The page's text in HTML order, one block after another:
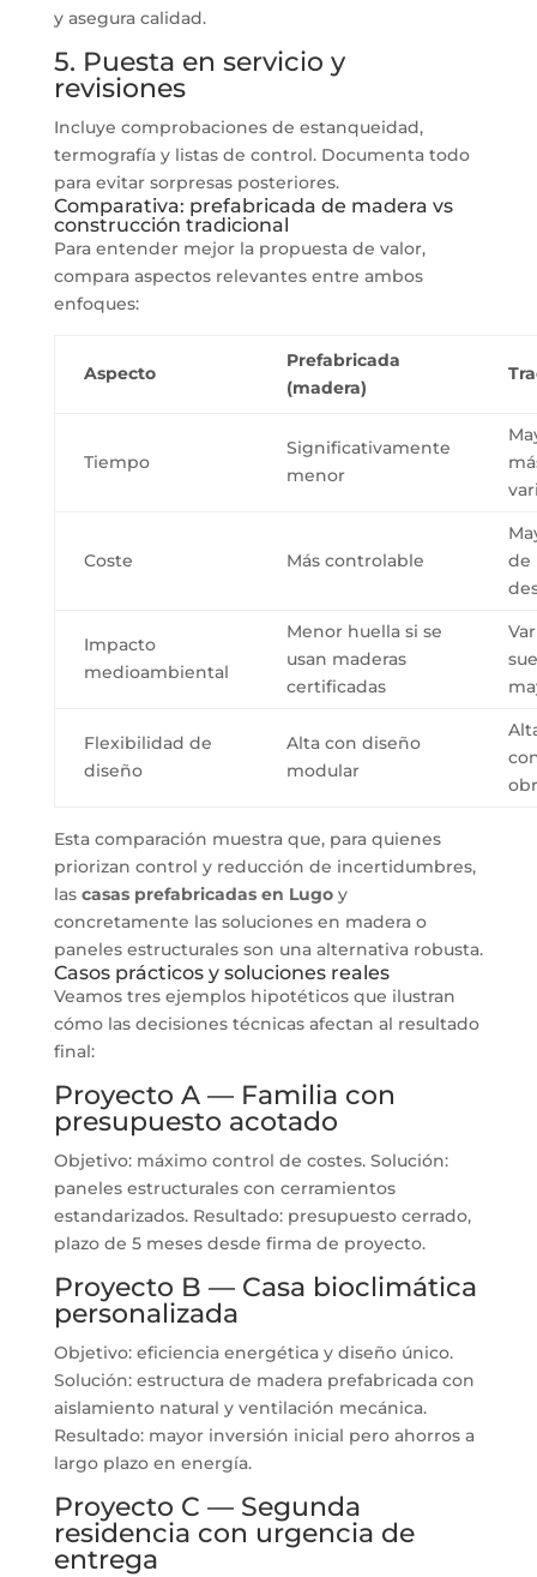
y asegura calidad.
5. Puesta en servicio y
revisiones
Incluye comprobaciones de estanqueidad,
termografía y listas de control. Documenta todo
para evitar sorpresas posteriores.
Comparativa: prefabricada de madera vs
construcción tradicional
Para entender mejor la propuesta de valor,
compara aspectos relevantes entre ambos
enfoques:
Aspecto
Prefabricada
(madera)
Tiempo
Significativamente
menor
Coste Más controlable
de
Impacto
medioambiental
Menor huella si se
usan maderas
certificadas
Flexibilidad de
diseño
Alta con diseño
modular
Esta comparación muestra que, para quienes
priorizan control y reducción de incertidumbres,
las casas prefabricadas en Lugoy
concretamente las soluciones en madera o
paneles estructurales son una alternativa robusta.
Casos prácticos y soluciones reales
Veamos tres ejemplos hipotéticos que ilustran
cómo las decisiones técnicas afectan al resultado
final:
Proyecto A — Familia con
presupuesto acotado
Objetivo: máximo control de costes. Solución:
paneles estructurales con cerramientos
estandarizados. Resultado: presupuesto cerrado,
plazo de 5 meses desde firma de proyecto.
Proyecto B — Casa bioclimática
personalizada
Objetivo: eficiencia energética y diseño único.
Solución: estructura de madera prefabricada con
aislamiento natural y ventilación mecánica.
Resultado: mayor inversión inicial pero ahorros a
largo plazo en energía.
Proyecto C — Segunda
residencia con urgencia de
entrega